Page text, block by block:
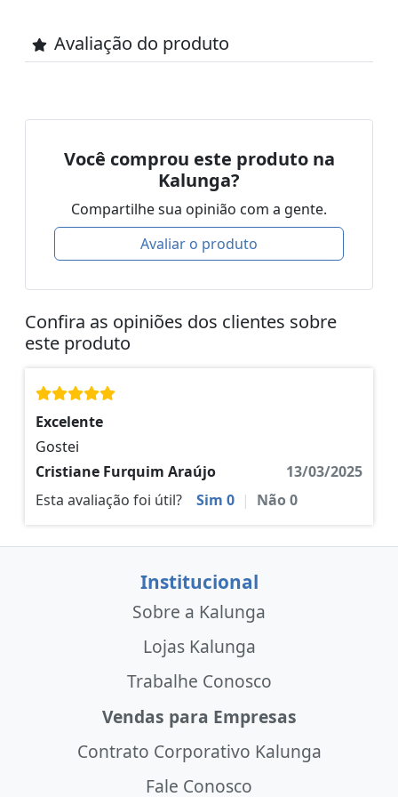
Avaliação do produto
Você comprou este produto na
Kalunga?
Compartilhe sua opinião com a gente.
Avaliar o produto
Confira as opiniões dos clientes sobre
este produto
Excelente
Gostei
Cristiane Furquim Araújo
13/03/2025
Esta avaliação foi útil?
Sim 0 | Não0
Institucional
Sobre a Kalunga
Lojas Kalunga
Trabalhe Conosco
Vendas para Empresas
Contrato Corporativo Kalunga
Fale Conosco